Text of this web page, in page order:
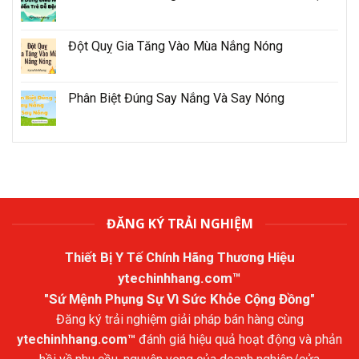
Đột Quỵ Gia Tăng Vào Mùa Nắng Nóng
Phân Biệt Đúng Say Nắng Và Say Nóng
ĐĂNG KÝ TRẢI NGHIỆM
Thiết Bị Y Tế Chính Hãng Thương Hiệu
ytechinhhang.com™
"Sứ Mệnh Phụng Sự Vì Sức Khỏe Cộng Đồng"
Đăng ký trải nghiệm giải pháp bán hàng cùng
ytechinhhang.com™ đánh giá hiệu quả hoạt động và phản